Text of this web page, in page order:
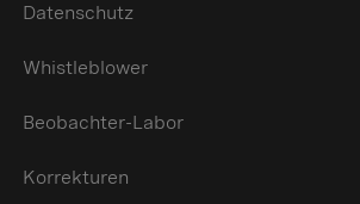
Datenschutz
Whistleblower
Beobachter-Labor
Korrekturen